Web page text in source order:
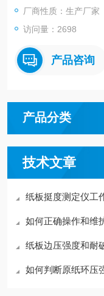
厂商性质：生产厂家
访问量：2698
产品咨询
产品分类
技术文章
纸板挺度测定仪工
如何正确操作和维
纸板边压强度和耐
如何判断原纸环压